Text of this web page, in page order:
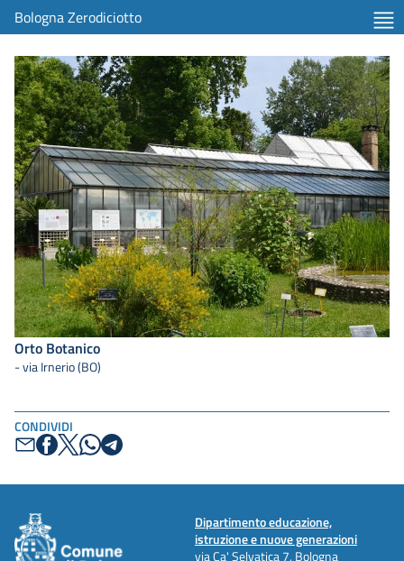
Bologna Zerodiciotto
CONDIVIDI
Orto Botanico
- via Irnerio (BO)
Dipartimento educazione,
istruzione e nuove generazioni
via Ca' Selvatica 7, Bologna